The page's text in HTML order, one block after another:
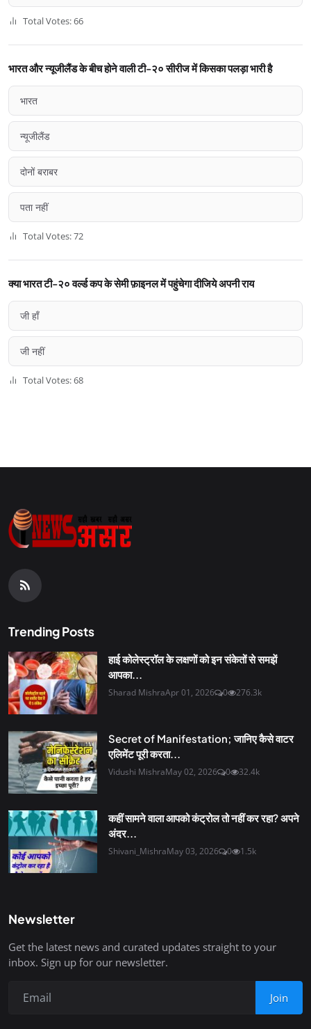
Total Votes: 66
भारत और न्यूजीलैंड के बीच होने वाली टी-२० सीरीज में किसका पलड़ा भारी है
भारत
न्यूजीलैंड
दोनों बराबर
पता नहीं
Total Votes: 72
क्या भारत टी-२० वर्ल्ड कप के सेमी फ़ाइनल में पहुंचेगा दीजिये अपनी राय
जी हाँ
जी नहीं
Total Votes: 68
Trending Posts
हाई कोलेस्ट्रॉल के लक्षणों को इन संकेतों से समझें
आपका...
Sharad MishraApr 01, 2026 0 276.3k
Secret of Manifestation; जानिए कैसे वाटर
एलिमेंट पूरी करता...
Vidushi MishraMay 02, 2026 0 32.4k
कहीं सामने वाला आपको कंट्रोल तो नहीं कर रहा? अपने
अंदर...
Shivani_MishraMay 03, 2026 0 1.5k
Newsletter
Get the latest news and curated updates straight to your
inbox. Sign up for our newsletter.
Join